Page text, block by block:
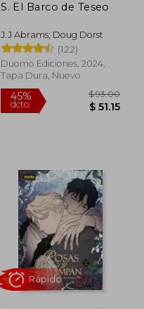
$
S. El Barco de Teseo
J.J Abrams; Doug Dorst
(122)
Duomo Ediciones, 2024,
Tapa Dura, Nuevo